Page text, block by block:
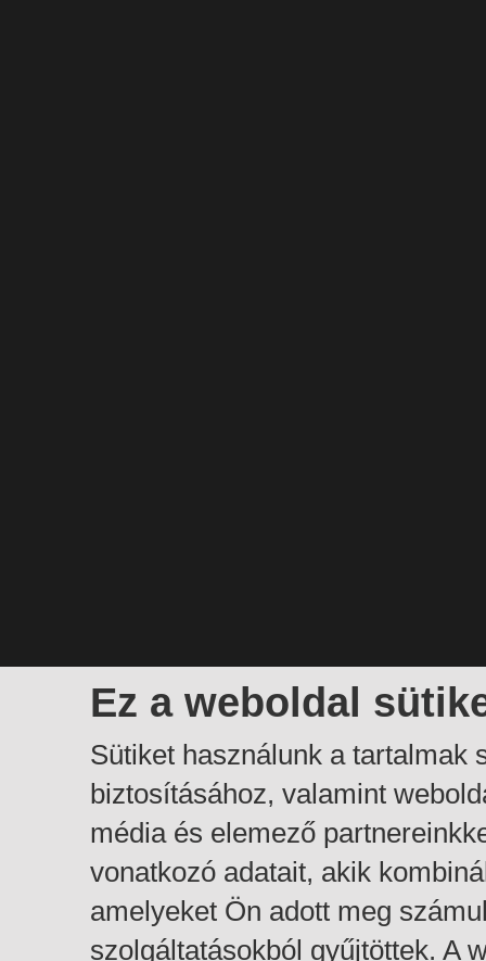
Ez a weboldal
Sütiket használunk a tartalmak
biztosításához, valamint
média és elemező
vonatkozó adatait, akik
amelyeket Ön adott meg
szolgáltatásokból gyűjtöttek. A